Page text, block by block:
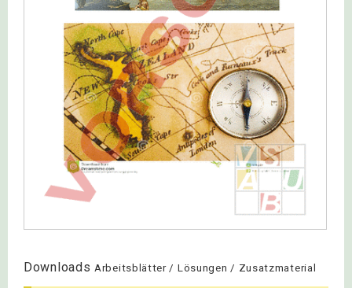
Downloads Arbeitsblätter / Lösungen / Zusatzmaterial